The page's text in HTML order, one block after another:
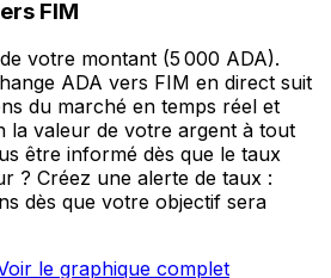
FIM
votre montant (5 000 ADA).
ADA vers FIM en direct suit
du marché en temps réel et
la valeur de votre argent à tout
être informé dès que le taux
? Créez une alerte de taux :
dès que votre objectif sera
le graphique complet